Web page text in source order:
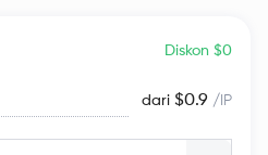
Diskon $0
dari $0.9 /IP